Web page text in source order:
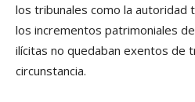
los tribunales como la autoridad
los incrementos patrimoniales
ilícitas no quedaban exentos de
circunstancia.